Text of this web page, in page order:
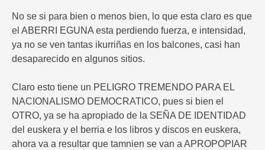
No se si para bien o menos bien, lo que esta claro es que
el ABERRI EGUNA esta perdiendo fuerza, e intensidad,
ya no se ven tantas ikurriñas en los balcones, casi han
desaparecido en algunos sitios.
Claro esto tiene un PELIGRO TREMENDO PARA EL
NACIONALISMO DEMOCRATICO, pues si bien el
OTRO, ya se ha apropiado de la SEÑA DE IDENTIDAD
del euskera y el berria e los libros y discos en euskera,
ahora va a resultar que tamnien se van a APROPOPIAR